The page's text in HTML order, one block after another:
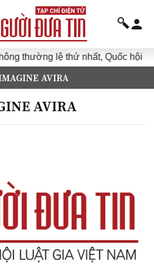
thường lệ thứ nhất, Quốc hội
AVIRA
AVIRA